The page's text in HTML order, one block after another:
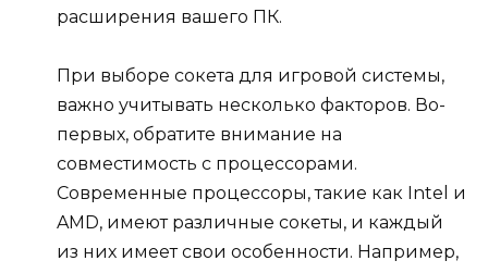
расширения вашего ПК.
При выборе сокета для игровой системы,
важно учитывать несколько факторов. Во-
первых, обратите внимание на
совместимость с процессорами.
Современные процессоры, такие как Intel и
AMD, имеют различные сокеты, и каждый
из них имеет свои особенности. Например,